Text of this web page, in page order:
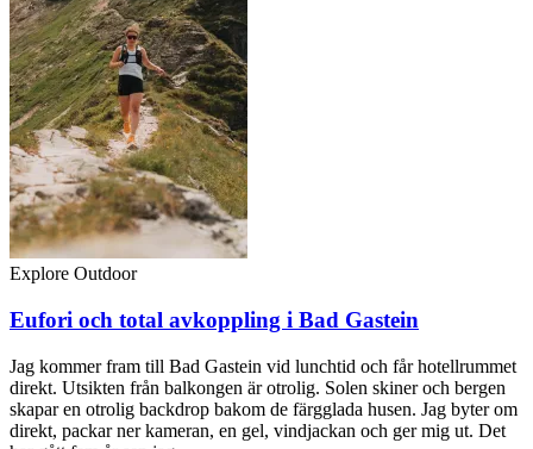
Explore Outdoor
Eufori och total avkoppling i Bad Gastein
Jag kommer fram till Bad Gastein vid lunchtid och får hotellrummet
direkt. Utsikten från balkongen är otrolig. Solen skiner och bergen
skapar en otrolig backdrop bakom de färgglada husen. Jag byter om
direkt, packar ner kameran, en gel, vindjackan och ger mig ut. Det